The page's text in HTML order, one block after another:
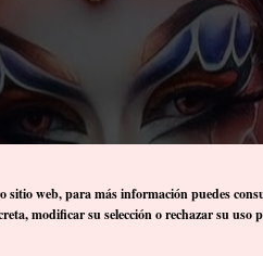
sitio web, para más información puedes
modificar su selección o rechazar su uso